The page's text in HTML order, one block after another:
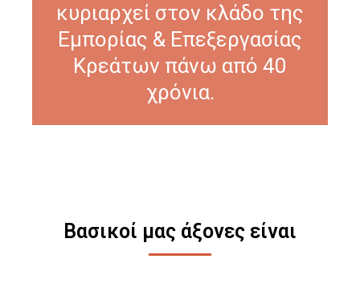
κυριαρχεί στον κλάδο της
Εμπορίας & Επεξεργασίας
Κρεάτων πάνω από 40
χρόνια.
Βασικοί μας άξονες είναι